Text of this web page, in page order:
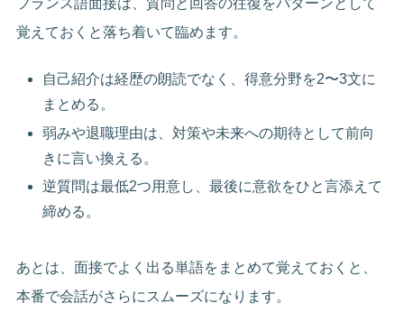
フランス語面接は、質問と回答の往復をパターンとして
覚えておくと落ち着いて臨めます。
自己紹介は経歴の朗読でなく、得意分野を2〜3文に
まとめる。
弱みや退職理由は、対策や未来への期待として前向
きに言い換える。
逆質問は最低2つ用意し、最後に意欲をひと言添えて
締める。
あとは、面接でよく出る単語をまとめて覚えておくと、
本番で会話がさらにスムーズになります。